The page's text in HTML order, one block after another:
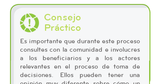
Consejo
Práctico
Es importante que durante este proceso
consultes con la comunidad e involucres
a los beneficiarios y a los actores
relevantes en el proceso de toma de
decisiones. Ellos pueden tener una